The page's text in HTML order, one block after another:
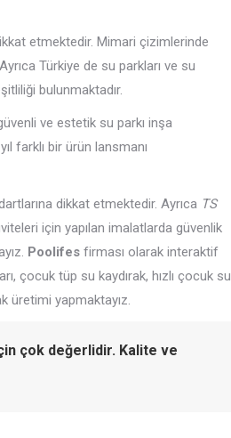
etmektedir. Mimari çizimlerinde
Türkiye de su parkları ve su
bulunmaktadır.
ve estetik su parkı inşa
farklı bir ürün lansmanı
dikkat etmektedir. Ayrıca TS
için yapılan imalatlarda güvenlik
Poolifes firması olarak interaktif
çocuk tüp su kaydırak, hızlı çocuk su
üretimi yapmaktayız.
çok değerlidir. Kalite ve